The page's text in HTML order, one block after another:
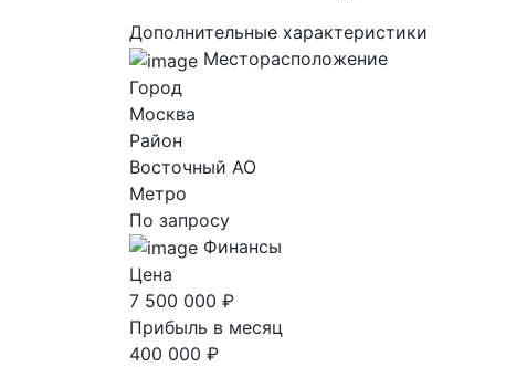
Дополнительные характеристики
Месторасположение
Город
Москва
Район
Восточный AO
Метро
По запросу
Финансы
Цена
7 500 000 ₽
Прибыль в месяц
400 000 ₽